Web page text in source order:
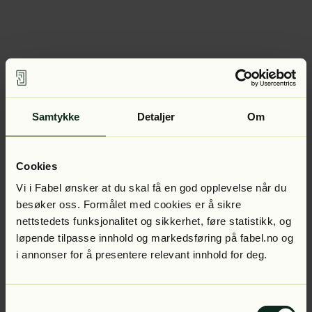
Samtykke Detaljer Om
Cookies
Vi i Fabel ønsker at du skal få en god opplevelse når du
besøker oss. Formålet med cookies er å sikre
nettstedets funksjonalitet og sikkerhet, føre statistikk, og
løpende tilpasse innhold og markedsføring på fabel.no og
i annonser for å presentere relevant innhold for deg.